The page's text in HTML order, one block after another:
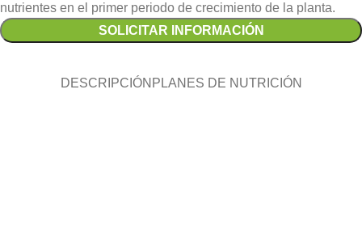
nutrientes en el primer periodo de crecimiento de la planta.
SOLICITAR INFORMACIÓN
DESCRIPCIÓN PLANES DE NUTRICIÓN